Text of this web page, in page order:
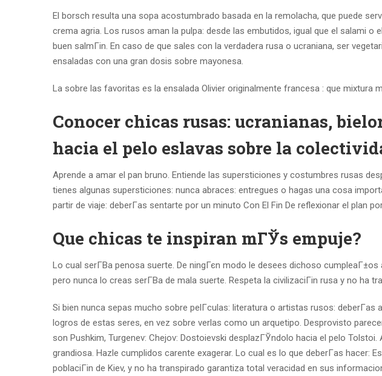
El borsch resulta una sopa acostumbrado basada en la remolacha, que puede
crema agria. Los rusos aman la pulpa: desde las embutidos, igual que el salami o
buen salmГіn. En caso de que sales con la verdadera rusa o ucraniana, ser
ensaladas con una gran dosis sobre mayonesa.
La sobre las favoritas es la ensalada Olivier originalmente francesa : que mixtura
Conocer chicas rusas: ucranianas,
hacia el pelo eslavas sobre la
Aprende a amar el pan bruno. Entiende las supersticiones y costumbres rusas
tienes algunas supersticiones: nunca abraces: entregues o hagas una cosa
partir de viaje: deberГ­as sentarte por un minuto Con El Fin De reflexionar el plan
Que chicas te inspiran mГЎs empuje?
Lo cual serГ­В­a penosa suerte. De ningГєn modo le desees dichoso
pero nunca lo creas serГ­В­a de mala suerte. Respeta la civilizaciГіn rusa y no ha
Si bien nunca sepas mucho sobre pelГ­culas: literatura o artistas rusos: deberГ­as
logros de estas seres, en vez sobre verlas como un arquetipo. Desprovisto
son Pushkim, Turgenev: Chejov: Dostoievski desplazГЎndolo hacia el pelo
grandiosa. Hazle cumplidos carente exagerar. Lo cual es lo que deberГ­as hacer:
poblaciГіn de Kiev, y no ha transpirado garantiza total veracidad en sus